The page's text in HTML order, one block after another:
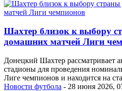
Шахтер близок к выбору
домашних матчей Лиги
Донецкий Шахтер рассматривает
стадионы для проведения
Лиге чемпионов и находится на
Новости футбола - 28 июня 2026,